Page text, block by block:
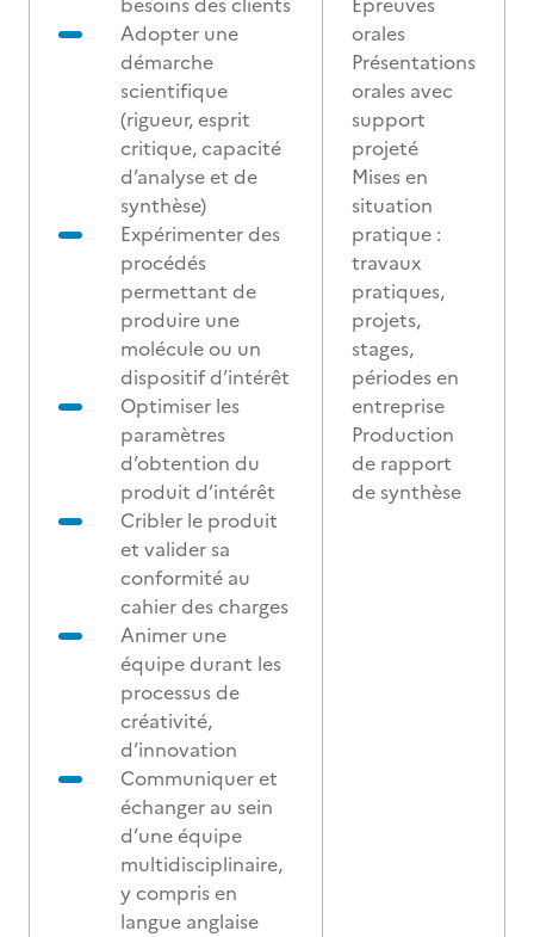
Adopter une
démarche
scientifique
(rigueur, esprit
critique, capacité
d’analyse et de
synthèse)
Expérimenter des
procédés
permettant de
produire une
molécule ou un
dispositif d’intérêt
Optimiser les
paramètres
d’obtention du
produit d’intérêt
Cribler le produit
et valider sa
conformité au
cahier des charges
Animer une
équipe durant les
processus de
créativité,
d’innovation
Communiquer et
échanger au sein
d’une équipe
multidisciplinaire,
y compris en
langue anglaise
orales
Présentations
orales avec
support
projeté
Mises en
situation
pratique :
travaux
pratiques,
projets,
stages,
périodes en
entreprise
Production
de rapport
de synthèse